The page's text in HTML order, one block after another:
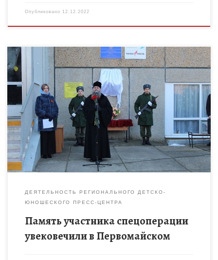
Опубликовано 12.12.2022
Мемориальную доску погибшему на Украине Максиму
Моисееву открыли в первом корпусе Первомайской школы.
Максим Моисеев – выпускник 2012 года. С 10 класса учился в
кадетском […]
ДЕЯТЕЛЬНОСТЬ РЕГИОНАЛЬНОГО ДЕТСКО-
ЮНОШЕСКОГО ПРЕСС-ЦЕНТРА
Память участника спецоперации
увековечили в Первомайском